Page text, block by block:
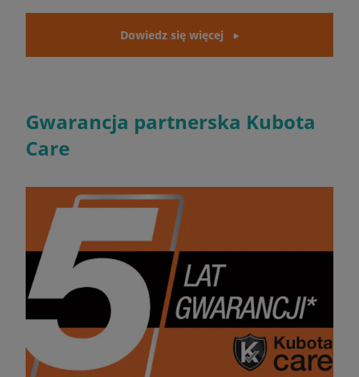
Dowiedz się więcej
Gwarancja partnerska Kubota
Care